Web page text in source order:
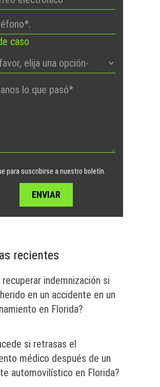
caso
para suscribirse a nuestro boletín.
recientes
recuperar indemnización si
en un accidente en un
en Florida?
si retrasas el
médico después de un
automovilístico en Florida?